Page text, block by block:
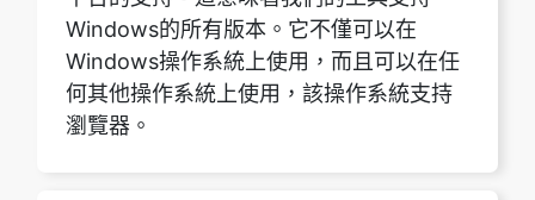
Windows操作系統上使用，而且可以在任
何其他操作系統上使用，該操作系統支持
瀏覽器。